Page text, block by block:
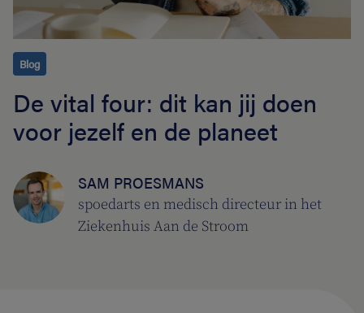
Blog
De vital four: dit kan jij doen
voor jezelf en de planeet
SAM PROESMANS
spoedarts en medisch directeur in het
Ziekenhuis Aan de Stroom